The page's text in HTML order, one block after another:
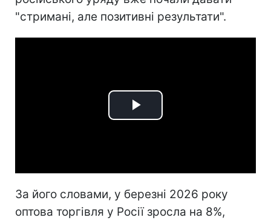
"стримані, але позитивні результати".
Play
За його словами, у березні 2026 року
оптова торгівля у Росії зросла на 8%,